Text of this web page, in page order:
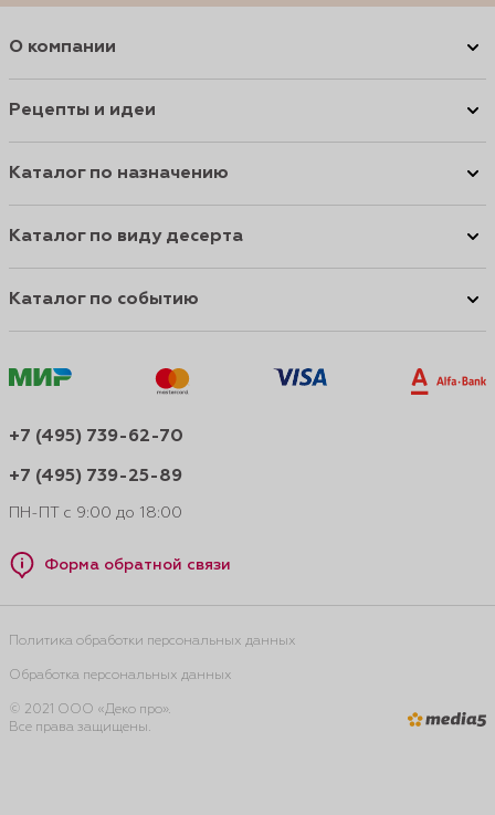
О компании
Рецепты и идеи
Каталог по назначению
Каталог по виду десерта
Каталог по событию
+7 (495) 739-62-70
+7 (495) 739-25-89
ПН-ПТ с 9:00 до 18:00
Форма обратной связи
Политика обработки персональных данных
Обработка персональных данных
© 2021 ООО «Деко про».
Все права защищены.